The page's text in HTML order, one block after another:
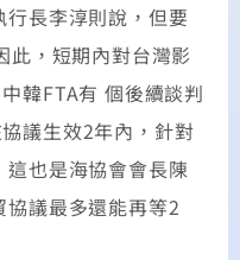
長李淳則說，但要
此，短期內對台灣影
韓FTA有 個後續談判
議生效2年內，針對
也是海協會會長陳
議最多還能再等2